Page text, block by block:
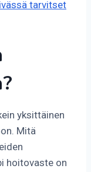
tarvitset
yksittäinen
Mitä
hoitovaste on